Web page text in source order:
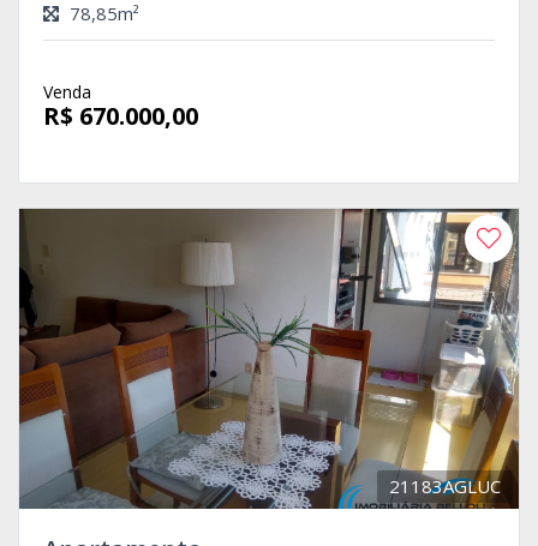
78,85m²
Venda
R$ 670.000,00
21183AGLUC